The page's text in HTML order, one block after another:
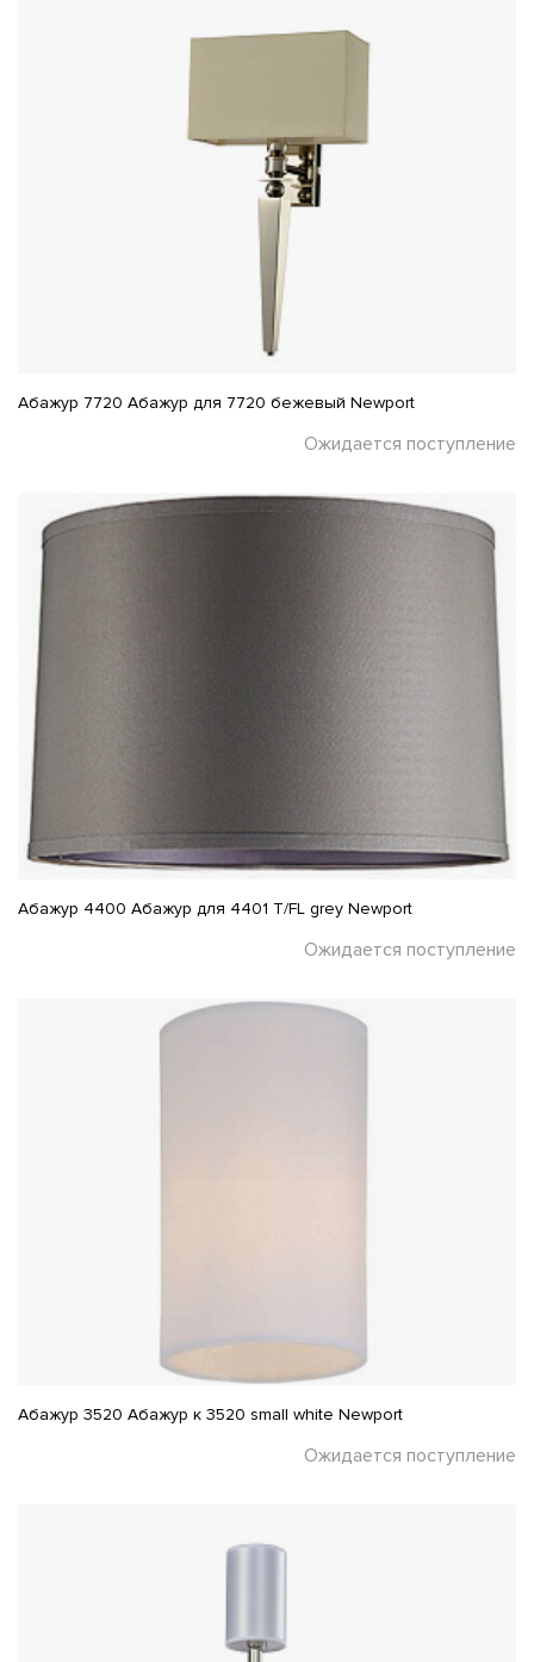
Абажур 7720 Абажур для 7720 бежевый Newport
Ожидается поступление
Абажур 4400 Абажур для 4401 T/FL grey Newport
Ожидается поступление
Абажур 3520 Абажур к 3520 small white Newport
Ожидается поступление